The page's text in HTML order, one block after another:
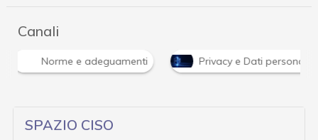
Canali
Norme e adeguamenti Privacy e Dati personali
SPAZIO CISO